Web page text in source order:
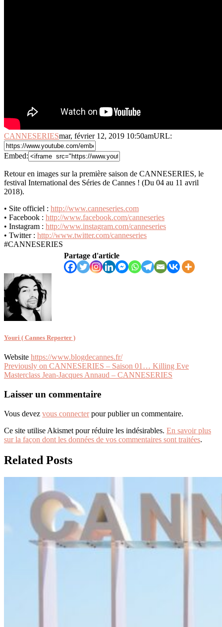
CANNESERIESmar, février 12, 2019 10:50amURL:
Embed:
Retour en images sur la première saison de CANNESERIES, le
festival International des Séries de Cannes ! (Du 04 au 11 avril
2018).
• Site officiel : http://www.canneseries.com
• Facebook : http://www.facebook.com/canneseries
• Instagram : http://www.instagram.com/canneseries
• Twitter : http://www.twitter.com/canneseries
#CANNESERIES
Partage d'article
Youri ( Cannes Reporter )
Website https://www.blogdecannes.fr/
Navigation
de
l’article
Previously on CANNESERIES – Saison 01… Killing Eve
Masterclass Jean-Jacques Annaud – CANNESERIES
Laisser un commentaire
Vous devez vous connecterpour publier un commentaire.
Ce site utilise Akismet pour réduire les indésirables. En savoir plus
sur la façon dont les données de vos commentaires sont traitées.
Related Posts